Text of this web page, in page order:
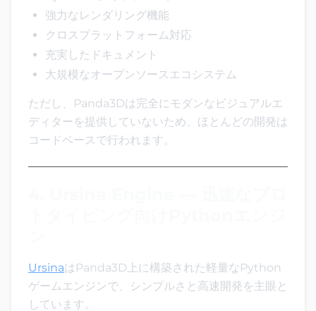
強力なレンダリング機能
クロスプラットフォーム対応
充実したドキュメント
大規模なオープンソースエコシステム
ただし、Panda3Dは完全にモダンなビジュアルエ
ディターを提供していないため、ほとんどの開発は
コードベースで行われます。
UrsinaはPanda3D上に構築された軽量なPython
ゲームエンジンで、シンプルさと高速開発を主眼と
しています。